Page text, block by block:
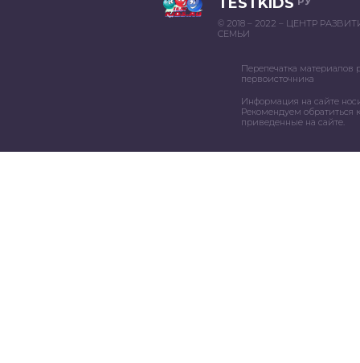
© 2018 – 2022 – ЦЕНТР
СЕМЬИ
Перепечатка материалов
первоисточника
Информация на сайте
Рекомендуем обратиться
приведенные на сайте.